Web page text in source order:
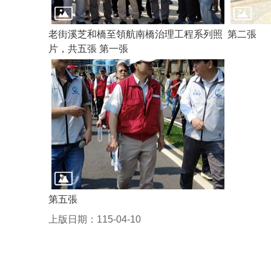
老街溪芝和橋至領航南橋治理工程系列照
片，共五張 第一張
第二張
第五張
上版日期：115-04-10